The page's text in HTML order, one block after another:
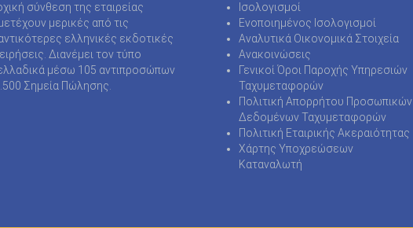
ΕΙΜΑΙ ΕΝΑΣ ΕΚΠΤΩΤΟΣ ΑΓΓΕΛΟΣ-ΕΚΔ. ΜΙΚΡΟΣ
ΗΡΩΣ
ΕΙΜΑΙ Η ΣΙΩΠΗ ΤΟΥΣ -ΕΚΔΟΣΕΙΣ ΜΙΚΡΟΣ ΗΡΩΣ
ΖΑΓΚΟΡ - ΜΙΣΤΕΡ ΝΟ ΠΡΟΣΦΟΡΑ
ΗΡΩΕΣ ΤΟΥ ΣΤΕΛΙΟΥ ΑΝΕΜΟΔΟΥΡΑ
ΚΑΛΟΚΑΙΡΙΝΗ ΠΡΟΣΦΟΡΑ ΚΟΜΙΚΣ -ΕΚΔ. ΜΙΚΡΟΣ
σύνθεση της εταιρείας
μερικές από τις
ελληνικές εκδοτικές
Διανέμει τον τύπο
μέσω 105 αντιπροσώπων
Σημεία Πώλησης.
Ισολογισμοί
Ενοποιημένος Ισολογισμοί
Αναλυτικά Οικονομικά Στοιχεία
Ανακοινώσεις
Γενικοί Όροι Παροχής Υπηρεσιών
Ταχυμεταφορών
Πολιτική Απορρήτου Προσωπικών
Δεδομένων Ταχυμεταφορών
Πολιτική Εταιρικής Ακεραιότητας
Χάρτης Υποχρεώσεων
Καταναλωτή